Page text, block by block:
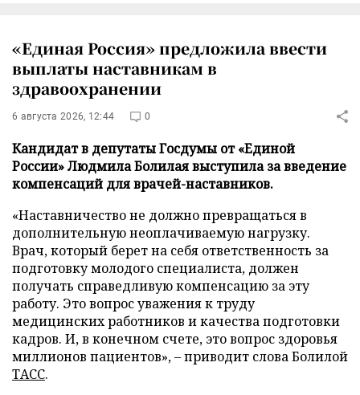
«Единая Россия» предложила ввести
выплаты наставникам в
здравоохранении
6 августа 2026, 12:44 0
Кандидат в депутаты Госдумы от «Единой
России» Людмила Болилая выступила за введение
компенсаций для врачей-наставников.
«Наставничество не должно превращаться в
дополнительную неоплачиваемую нагрузку.
Врач, который берет на себя ответственность за
подготовку молодого специалиста, должен
получать справедливую компенсацию за эту
работу. Это вопрос уважения к труду
медицинских работников и качества подготовки
кадров. И, в конечном счете, это вопрос здоровья
миллионов пациентов», – приводит слова Болилой
ТАСС.